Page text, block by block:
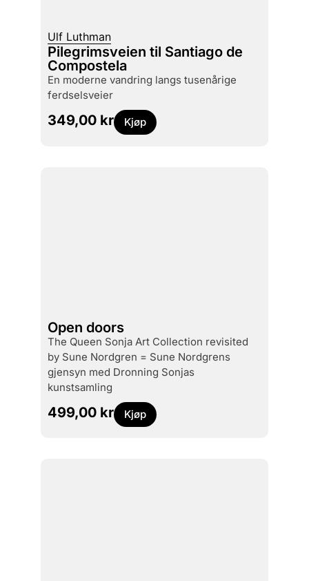
Ulf Luthman
Pilegrimsveien til Santiago de
Compostela
en moderne vandring langs tusenårige
ferdselsveier
349,00 kr Kjøp
Open doors
the Queen Sonja Art Collection revisited
by Sune Nordgren = Sune Nordgrens
gjensyn med Dronning Sonjas
kunstsamling
499,00 kr Kjøp